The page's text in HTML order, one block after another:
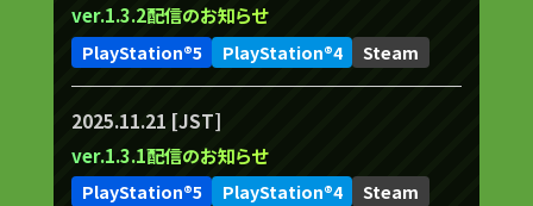
ver.1.3.2配信のお知らせ
PlayStation®5 PlayStation®4 Steam
2025.11.21 [JST]
ver.1.3.1配信のお知らせ
PlayStation®5 PlayStation®4 Steam